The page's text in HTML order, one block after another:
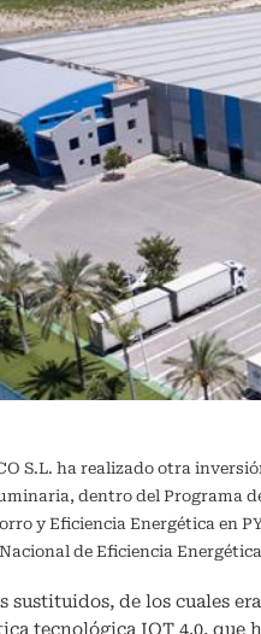
S.L. ha realizado otra
dentro del Programa de
y Eficiencia Energética en
de Eficiencia
sustituidos, de los cuales
tecnológica IOT 4.0, que